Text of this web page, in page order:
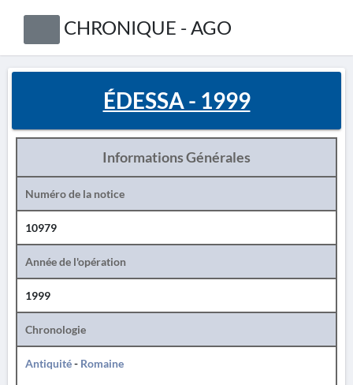
CHRONIQUE - AGO
ÉDESSA - 1999
Informations Générales
Numéro de la notice
10979
Année de l'opération
1999
Chronologie
Antiquité- Romaine